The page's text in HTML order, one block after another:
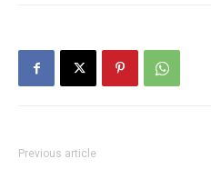
Previous article